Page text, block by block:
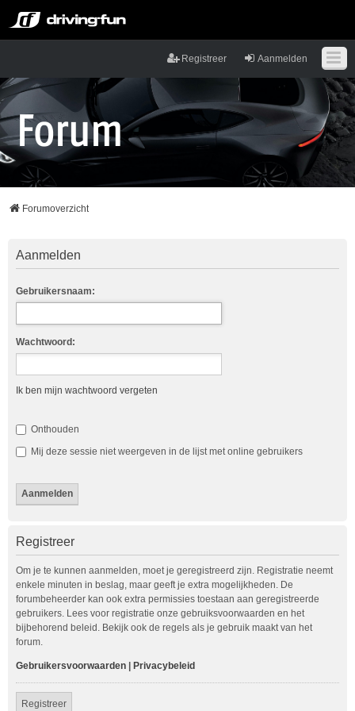
Aanmelden
Registreer
Forumoverzicht
Aanmelden
Gebruikersnaam:
Wachtwoord:
Ik ben mijn wachtwoord vergeten
Onthouden
Mij deze sessie niet weergeven in de lijst met online gebruikers
Registreer
Om je te kunnen aanmelden, moet je geregistreerd zijn. Registratie neemt
enkele minuten in beslag, maar geeft je extra mogelijkheden. De
forumbeheerder kan ook extra permissies toestaan aan geregistreerde
gebruikers. Lees voor registratie onze gebruiksvoorwaarden en het
bijbehorend beleid. Bekijk ook de regels als je gebruik maakt van het
forum.
Gebruikersvoorwaarden Privacybeleid
Registreer